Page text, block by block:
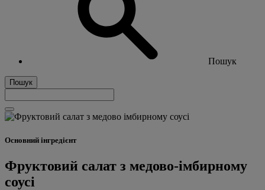
Пошук
Пошук
Основний інгредієнт
Фруктовий салат з медово-імбирному
соусі